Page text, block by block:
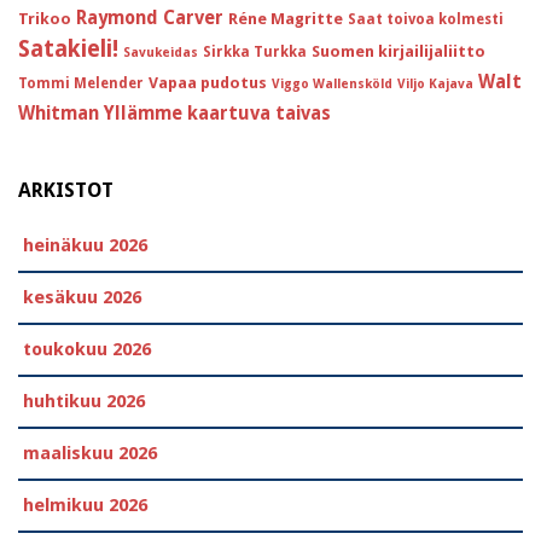
Trikoo Raymond Carver Réne Magritte Saat toivoa kolmesti
Satakieli! Savukeidas Sirkka Turkka Suomen kirjailijaliitto
Tommi Melender Vapaa pudotus Viggo Wallensköld Viljo Kajava Walt
Whitman Yllämme kaartuva taivas
ARKISTOT
heinäkuu 2026
kesäkuu 2026
toukokuu 2026
huhtikuu 2026
maaliskuu 2026
helmikuu 2026